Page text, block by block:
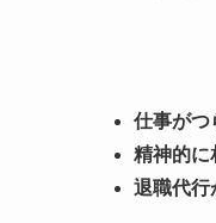
仕事がつ
精神的に
退職代行